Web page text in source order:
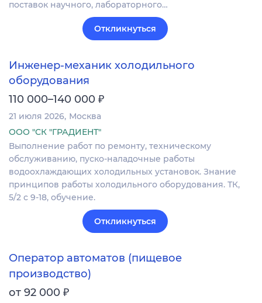
поставок научного, лабораторного…
Откликнуться
Инженер-механик холодильного
оборудования
110 000–140 000 ₽
21 июля 2026 Москва
ООО "СК "ГРАДИЕНТ"
Выполнение работ по ремонту, техническому
обслуживанию, пуско-наладочные работы
водоохлаждающих холодильных установок. Знание
принципов работы холодильного оборудования. ТК,
5/2 с 9-18, обучение.
Откликнуться
Оператор автоматов (пищевое
производство)
от 92 000 ₽